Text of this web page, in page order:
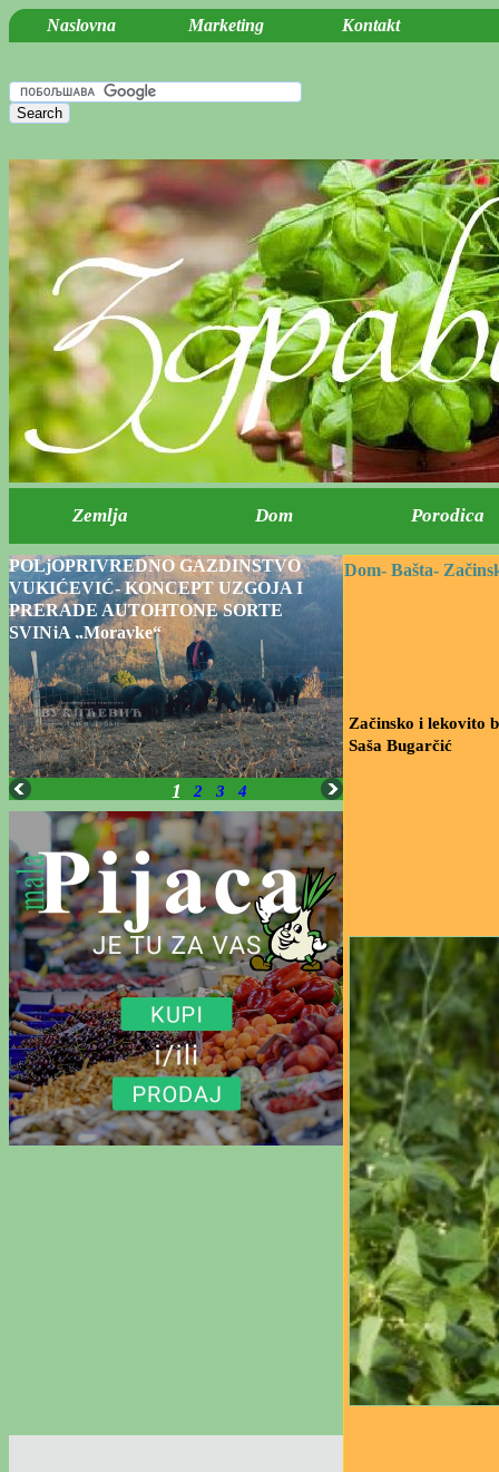
Naslovna Marketing Kontakt
POLjOPRIVREDNO GAZDINSTVO
VUKIĆEVIĆ- KONCEPT UZGOJA I
PRERADE AUTOHTONE SORTE
SVINjA „Moravke“
1 2 3 4
Dom- Bašta-
Začinsko i lekovito
Saša Bugarčić
Zemlja Dom Porodica